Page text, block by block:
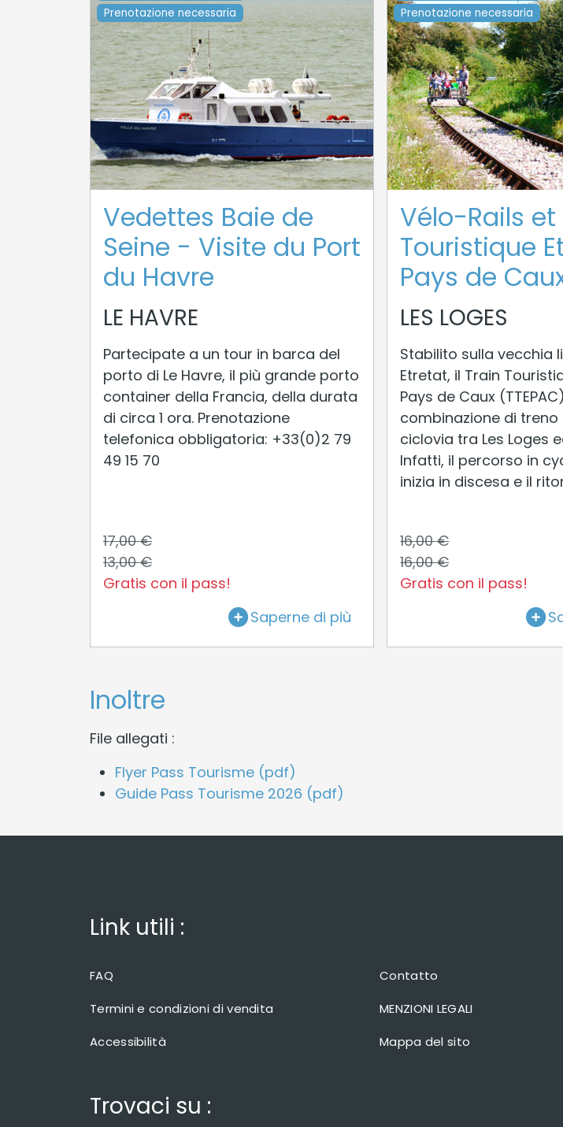
Prenotazione necessaria
Vedettes Baie de
Seine - Visite du Port
du Havre
LE HAVRE
Partecipate a un tour in barca del
porto di Le Havre, il più grande porto
container della Francia, della durata
di circa 1 ora. Prenotazione
telefonica obbligatoria: +33(0)2 79
49 15 70
17,00 €
13,00 €
Gratis con il pass!
Saperne di più
Prenotazione necessaria
Vélo-Rails et
Touristique
Pays de
LES LOGES
Stabilito sulla vecchia
Etretat, il Train
Pays de Caux
combinazione di
ciclovia tra Les Loges
Infatti, il percorso in
inizia in discesa e il
16,00 €
16,00 €
Gratis con il pass!
Inoltre
File allegati :
Flyer Pass Tourisme (pdf)
Guide Pass Tourisme 2026 (pdf)
Link utili :
FAQ
Contatto
Termini e condizioni di vendita
MENZIONI LEGALI
Accessibilità
Mappa del sito
Trovaci su :